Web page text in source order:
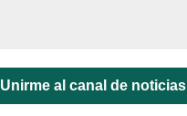
Unirme al canal de noticias